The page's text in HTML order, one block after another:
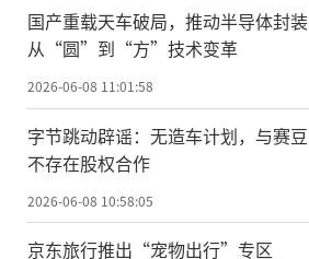
国产重载天车破局，推动半导体封装
从“圆”到“方”技术变革
2026-06-08 11:01:58
字节跳动辟谣：无造车计划，与赛豆
不存在股权合作
2026-06-08 10:58:05
京东旅行推出“宠物出行”专区